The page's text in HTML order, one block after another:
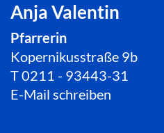
Anja Valentin
Pfarrerin
Kopernikusstraße 9b
T0211 - 93443-31
E-Mail schreiben